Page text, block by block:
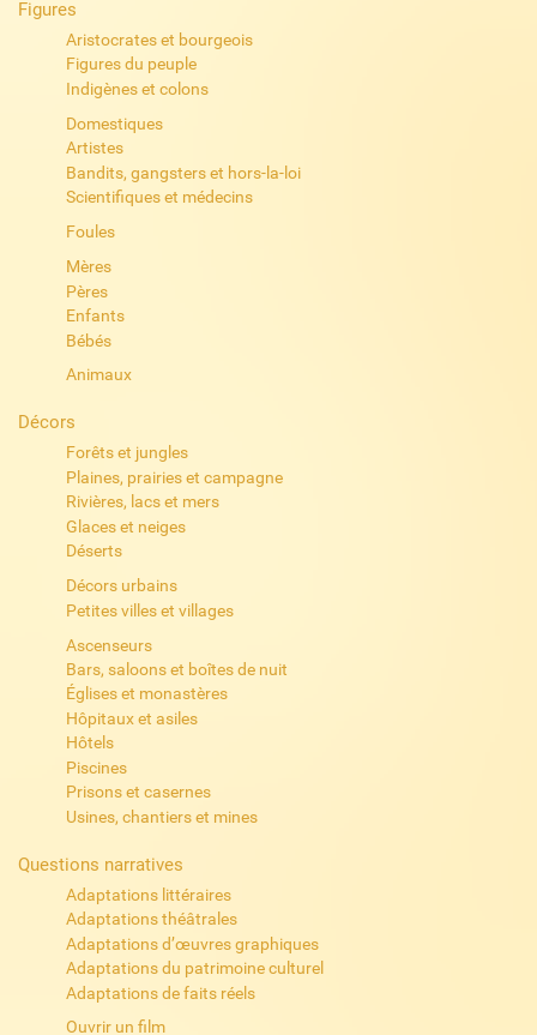
Figures
Aristocrates et bourgeois
Figures du peuple
Indigènes et colons
Domestiques
Artistes
Bandits, gangsters et hors-la-loi
Scientifiques et médecins
Foules
Mères
Pères
Enfants
Bébés
Animaux
Décors
Forêts et jungles
Plaines, prairies et campagne
Rivières, lacs et mers
Glaces et neiges
Déserts
Décors urbains
Petites villes et villages
Ascenseurs
Bars, saloons et boîtes de nuit
Églises et monastères
Hôpitaux et asiles
Hôtels
Piscines
Prisons et casernes
Usines, chantiers et mines
Questions narratives
Adaptations littéraires
Adaptations théâtrales
Adaptations d’œuvres graphiques
Adaptations du patrimoine culturel
Adaptations de faits réels
Ouvrir un film